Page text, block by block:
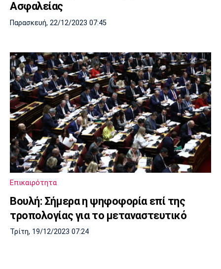
Ασφαλείας
Παρασκευή, 22/12/2023 07:45
Επικαιρότητα
Βουλή: Σήμερα η ψηφοφορία επί της
τροπολογίας για το μεταναστευτικό
Τρίτη, 19/12/2023 07:24